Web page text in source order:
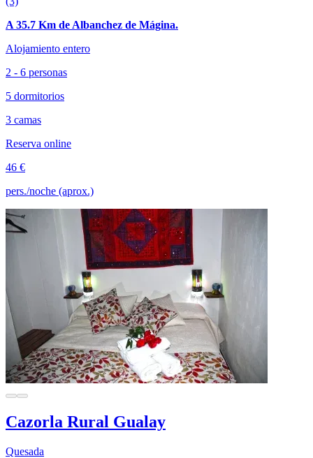
A 35.7 Km de Albanchez de Mágina.
Alojamiento entero
2 - 6 personas
5 dormitorios
3 camas
Reserva online
46 €
pers./noche (aprox.)
Cazorla Rural Gualay
Quesada